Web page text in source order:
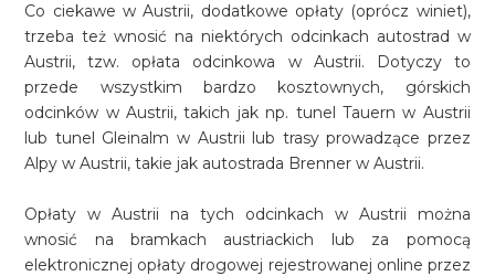
Co ciekawe w Austrii, dodatkowe opłaty (oprócz winiet),
trzeba też wnosić na niektórych odcinkach autostrad w
Austrii, tzw. opłata odcinkowa w Austrii. Dotyczy to
przede wszystkim bardzo kosztownych, górskich
odcinków w Austrii, takich jak np. tunel Tauern w Austrii
lub tunel Gleinalm w Austrii lub trasy prowadzące przez
Alpy w Austrii, takie jak autostrada Brenner w Austrii.
Opłaty w Austrii na tych odcinkach w Austrii można
wnosić na bramkach austriackich lub za pomocą
elektronicznej opłaty drogowej rejestrowanej online przez